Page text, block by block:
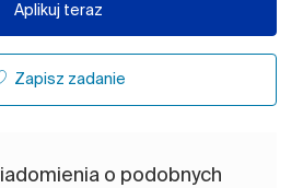
Aplikuj teraz
Zapisz zadanie
o podobnych